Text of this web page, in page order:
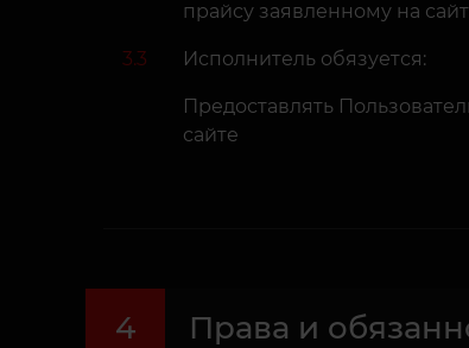
прайсу заявленному на
3.3 Исполнитель обязуется:
Предоставлять
сайте
4 Права и